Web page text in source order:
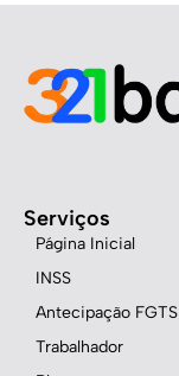
Serviços
Página Inicial
INSS
Antecipação FGTS
Trabalhador